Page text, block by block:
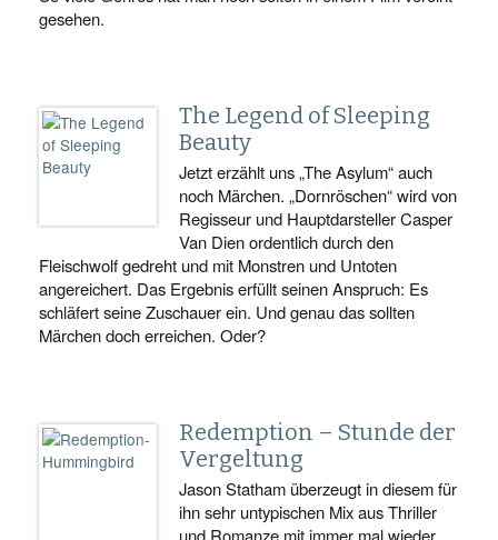
gesehen.
The Legend of Sleeping
Beauty
Jetzt erzählt uns „The Asylum“ auch
noch Märchen. „Dornröschen“ wird von
Regisseur und Hauptdarsteller Casper
Van Dien ordentlich durch den
Fleischwolf gedreht und mit Monstren und Untoten
angereichert. Das Ergebnis erfüllt seinen Anspruch: Es
schläfert seine Zuschauer ein. Und genau das sollten
Märchen doch erreichen. Oder?
Redemption – Stunde der
Vergeltung
Jason Statham überzeugt in diesem für
ihn sehr untypischen Mix aus Thriller
und Romanze mit immer mal wieder